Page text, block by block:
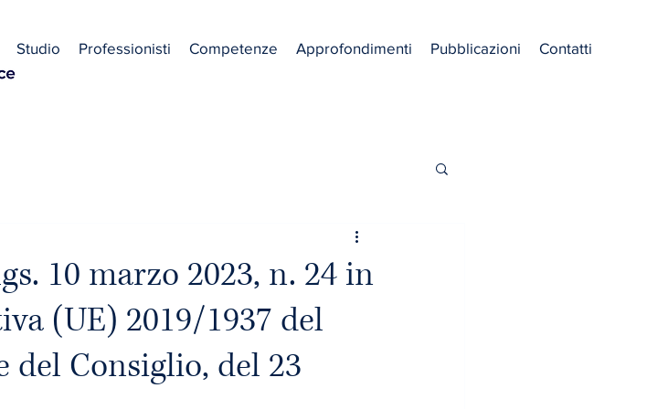
Studio Professionisti Competenze Approfondimenti Pubblicazioni Contatti
10 marzo 2023, n. 24 in
(UE) 2019/1937 del
del Consiglio, del 23